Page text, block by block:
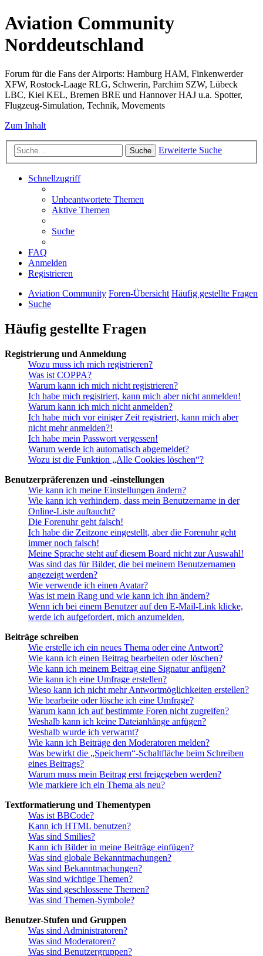
Aviation Community
Norddeutschland
Forum für die Fans der Airports: Hamburg HAM, Finkenwerder
XFW, Rostock-Laage RLG, Schwerin, Parchim SZW, Lübeck
LBC, Kiel KEL, Bremen BRE und Hannover HAJ u.a. Spotter,
Flugzeug-Simulation, Technik, Movements
Zum Inhalt
Suche Erweiterte Suche
Schnellzugriff
Unbeantwortete Themen
Aktive Themen
Suche
FAQ
Anmelden
Registrieren
Aviation Community Foren-Übersicht Häufig gestellte Fragen
Suche
Häufig gestellte Fragen
Registrierung und Anmeldung
Wozu muss ich mich registrieren?
Was ist COPPA?
Warum kann ich mich nicht registrieren?
Ich habe mich registriert, kann mich aber nicht anmelden!
Warum kann ich mich nicht anmelden?
Ich habe mich vor einiger Zeit registriert, kann mich aber
nicht mehr anmelden?!
Ich habe mein Passwort vergessen!
Warum werde ich automatisch abgemeldet?
Wozu ist die Funktion „Alle Cookies löschen“?
Benutzerpräferenzen und -einstellungen
Wie kann ich meine Einstellungen ändern?
Wie kann ich verhindern, dass mein Benutzername in der
Online-Liste auftaucht?
Die Forenuhr geht falsch!
Ich habe die Zeitzone eingestellt, aber die Forenuhr geht
immer noch falsch!
Meine Sprache steht auf diesem Board nicht zur Auswahl!
Was sind das für Bilder, die bei meinem Benutzernamen
angezeigt werden?
Wie verwende ich einen Avatar?
Was ist mein Rang und wie kann ich ihn ändern?
Wenn ich bei einem Benutzer auf den E-Mail-Link klicke,
werde ich aufgefordert, mich anzumelden.
Beiträge schreiben
Wie erstelle ich ein neues Thema oder eine Antwort?
Wie kann ich einen Beitrag bearbeiten oder löschen?
Wie kann ich meinem Beitrag eine Signatur anfügen?
Wie kann ich eine Umfrage erstellen?
Wieso kann ich nicht mehr Antwortmöglichkeiten erstellen?
Wie bearbeite oder lösche ich eine Umfrage?
Warum kann ich auf bestimmte Foren nicht zugreifen?
Weshalb kann ich keine Dateianhänge anfügen?
Weshalb wurde ich verwarnt?
Wie kann ich Beiträge den Moderatoren melden?
Was bewirkt die „Speichern“-Schaltfläche beim Schreiben
eines Beitrags?
Warum muss mein Beitrag erst freigegeben werden?
Wie markiere ich ein Thema als neu?
Textformatierung und Thementypen
Was ist BBCode?
Kann ich HTML benutzen?
Was sind Smilies?
Kann ich Bilder in meine Beiträge einfügen?
Was sind globale Bekanntmachungen?
Was sind Bekanntmachungen?
Was sind wichtige Themen?
Was sind geschlossene Themen?
Was sind Themen-Symbole?
Benutzer-Stufen und Gruppen
Was sind Administratoren?
Was sind Moderatoren?
Was sind Benutzergruppen?